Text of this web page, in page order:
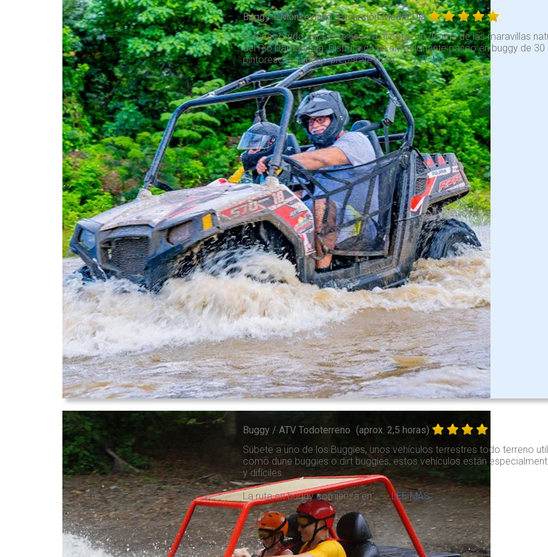
Buggy + Monkeyland Excursión Medio Día
Este recorrido guiado te llevará al corazón de una de las maravillas
del Río Damajagua. Disfruta de un emocionante paseo en buggy de
pintorescos. ¡Luego prepárate para . . .LEE MAS
Buggy / ATV Todoterreno (aprox. 2,5 horas)
Súbete a uno de los Buggies, unos vehículos terrestres todo terreno
como dune buggies o dirt buggies, estos vehículos están
y difíciles.
La ruta en buggy comienza en . . .LEE MAS